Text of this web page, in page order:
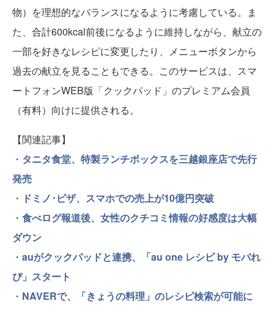
物）を理想的なバランスになるように考慮している。ま
た、合計600kcal前後になるように維持しながら、献立の
一部を好きなレシピに変更したり、メニューボタンから
過去の献立を見ることもできる。このサービスは、スマ
ートフォンWEB版「クックパッド」のプレミアム会員
（有料）向けに提供される。
【関連記事】
・ タニタ食堂、特製ランチボックスを三越銀座店で先行
発売
・ ドミノ･ピザ、スマホでの売上が10億円突破
・ 食べログ報道後、女性のクチコミ情報の好感度は大幅
ダウン
・ auがクックパッドと連携、「au one レシピ by モバれ
ぴ」スタート
・ NAVERで、「きょうの料理」のレシピ検索が可能に